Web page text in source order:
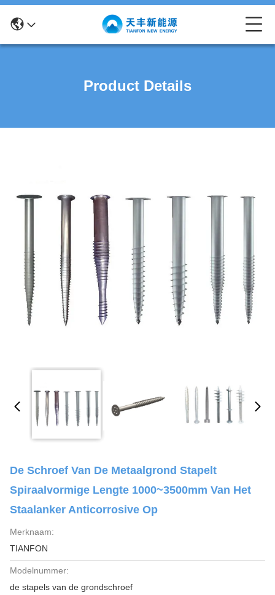
Product Details
De Schroef Van De Metaalgrond Stapelt
Spiraalvormige Lengte 1000~3500mm Van Het
Staalanker Anticorrosive Op
Merknaam:
TIANFON
Modelnummer:
de stapels van de grondschroef